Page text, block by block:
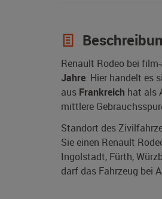
Renault Rodeo bei
Jahre. Hier handelt es
aus Frankreich hat als
mittlere
Standort des
Sie einen Renault
Ingolstadt, Fürth,
darf das Fahrzeug bei